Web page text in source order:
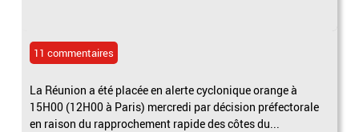
11 commentaires
La Réunion a été placée en alerte cyclonique orange à
15H00 (12H00 à Paris) mercredi par décision préfectorale
en raison du rapprochement rapide des côtes du...